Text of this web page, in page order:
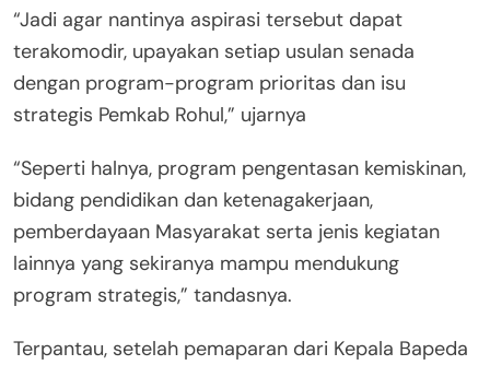
“Jadi agar nantinya aspirasi tersebut dapat
terakomodir, upayakan setiap usulan senada
dengan program-program prioritas dan isu
strategis Pemkab Rohul,” ujarnya
“Seperti halnya, program pengentasan kemiskinan,
bidang pendidikan dan ketenagakerjaan,
pemberdayaan Masyarakat serta jenis kegiatan
lainnya yang sekiranya mampu mendukung
program strategis,” tandasnya.
Terpantau, setelah pemaparan dari Kepala Bapeda